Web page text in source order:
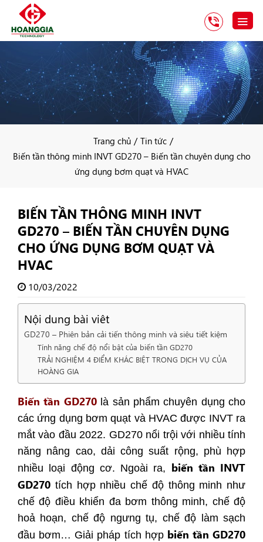
Trang chủ / Tin tức /
Biến tần thông minh INVT GD270 – Biến tần chuyên dụng cho
ứng dụng bơm quạt và HVAC
BIẾN TẦN THÔNG MINH INVT
GD270 – BIẾN TẦN CHUYÊN DỤNG
CHO ỨNG DỤNG BƠM QUẠT VÀ
HVAC
10/03/2022
Nội dung bài viêt
GD270 – Phiên bản cải tiến thông minh và siêu tiết kiệm
Tính năng chế độ nổi bật của biến tần GD270
TRẢI NGHIỆM 4 ĐIỂM KHÁC BIỆT TRONG DỊCH VỤ CỦA
HOÀNG GIA
Biến tần GD270là sản phẩm chuyên dụng cho
các ứng dụng bơm quạt và HVAC được INVT ra
mắt vào đầu 2022. GD270 nổi trội với nhiều tính
năng nâng cao, dải công suất rộng, phù hợp
nhiều loại động cơ. Ngoài ra, biến tần INVT
GD270 tích hợp nhiều chế độ thông minh như
chế độ điều khiển đa bơm thông minh, chế độ
hoả hoạn, chế độ ngưng tụ, chế độ làm sạch
đầu bơm… Giải pháp tích hợp biến tần GD270